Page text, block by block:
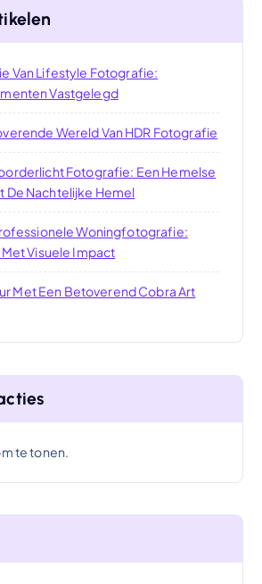
Van Lifestyle Fotografie:
Vastgelegd
Wereld Van HDR Fotografie
Fotografie: Een Hemelse
De Nachtelijke Hemel
Woningfotografie:
Met Visuele Impact
Met Een Betoverend Cobra Art
te tonen.